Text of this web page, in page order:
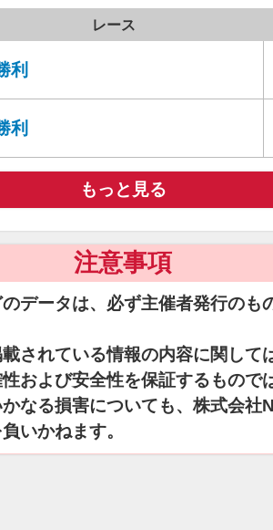
レース
利
利
もっと見る
注意事項
データは、必ず主催者発行のも
されている情報の内容に関して
および安全性を保証するもので
なる損害についても、株式会社
いかねます。